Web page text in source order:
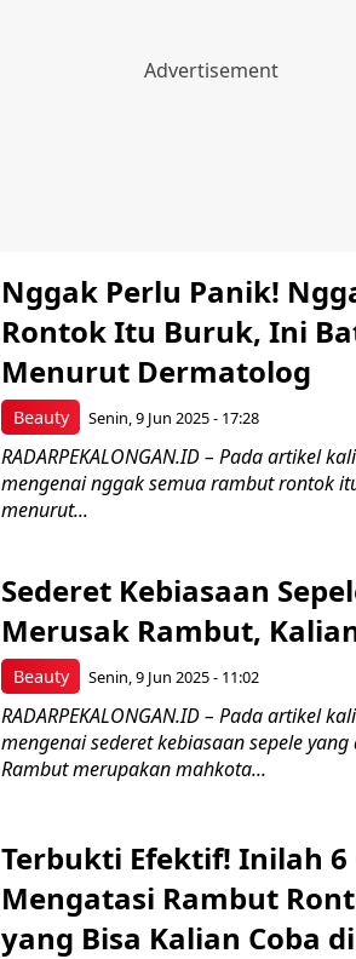
Beauty
Nggak Perlu Panik!
Rontok Itu Buruk, Ini
Menurut Dermatolog
Senin, 9 Jun 2025 - 17:28
RADARPEKALONGAN.ID – Pada artikel
mengenai nggak semua rambut rontok
menurut...
Beauty
Sederet Kebiasaan
Merusak Rambut,
Senin, 9 Jun 2025 - 11:02
RADARPEKALONGAN.ID – Pada artikel
mengenai sederet kebiasaan sepele
Rambut merupakan mahkota...
Terbukti Efektif! Inilah 6
Mengatasi Rambut
yang Bisa Kalian Coba